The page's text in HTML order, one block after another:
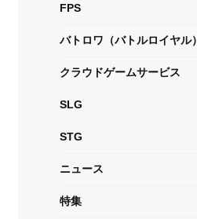
FPS
バトロワ（バトルロイヤル）
クラウドゲームサービス
SLG
STG
ニュース
特集